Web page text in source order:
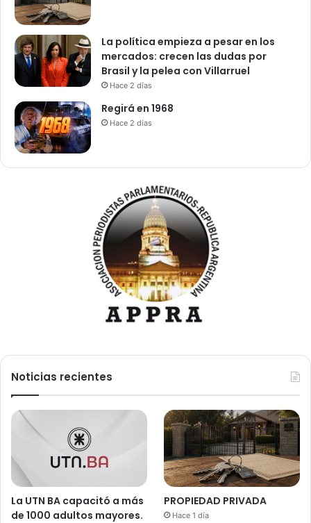
La política empieza a pesar en los
mercados: crecen las dudas por
Brasil y la pelea con Villarruel
Hace 2 días
Regirá en 1968
Hace 2 días
Noticias recientes
La UTN BA capacitó a más
de 1000 adultos mayores.
PROPIEDAD PRIVADA
Hace 1 día